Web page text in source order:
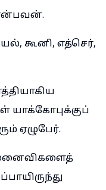
கூனி, எத்செர்,
யாக்கோபுக்குப்
ஏழுபேர்.
மனைவிகளைத்